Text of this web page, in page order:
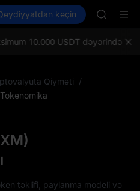
Spot Futures SPCX
keçin
UNITREE
10.000 USDT dəyərində
Qiyməti /
Tokenomika
təklifi, paylanma modeli və